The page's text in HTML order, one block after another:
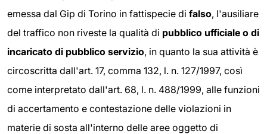
emessa dal Gip di Torino in fattispecie di falso, l'ausiliare
del traffico non riveste la qualità di pubblico ufficiale o di
incaricato di pubblico servizio, in quanto la sua attività è
circoscritta dall'art. 17, comma 132, l. n. 127/1997, così
come interpretato dall'art. 68, l. n. 488/1999, alle funzioni
di accertamento e contestazione delle violazioni in
materie di sosta all'interno delle aree oggetto di